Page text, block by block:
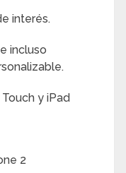
interés.
incluso
y iPad